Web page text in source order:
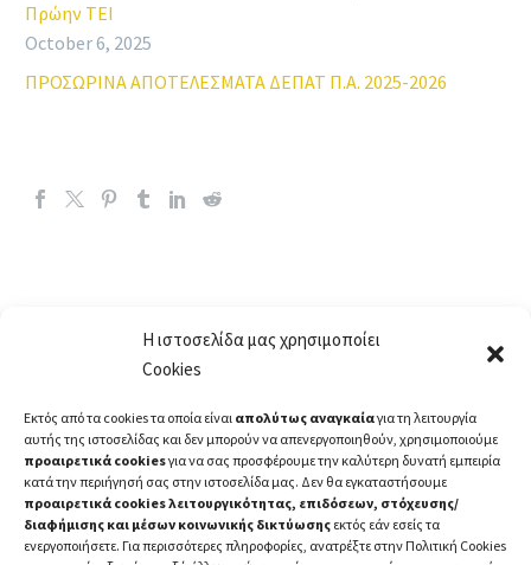
Η ιστοσελίδα μας χρησιμοποίει
Cookies
Εκτός από τα cookies τα οποία είναι απολύτως αναγκαίαγια τη λειτουργία
αυτής της ιστοσελίδας και δεν μπορούν να απενεργοποιηθούν, χρησιμοποιούμε
προαιρετικά cookiesγια να σας προσφέρουμε την καλύτερη δυνατή εμπειρία
κατά την περιήγησή σας στην ιστοσελίδα μας. Δεν θα εγκαταστήσουμε
προαιρετικά cookies λειτουργικότητας, επιδόσεων, στόχευσης/
διαφήμισης και μέσων κοινωνικής δικτύωσης εκτός εάν εσείς τα
ενεργοποιήσετε. Για περισσότερες πληροφορίες, ανατρέξτε στην Πολιτική Cookies
Πρώην ΤΕΙ
October 6, 2025
ΠΡΟΣΩΡΙΝΑ ΑΠΟΤΕΛΕΣΜΑΤΑ ΔΕΠΑΤ Π.Α. 2025-2026